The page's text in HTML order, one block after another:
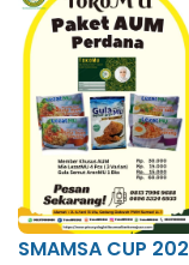
SMAMSA CUP